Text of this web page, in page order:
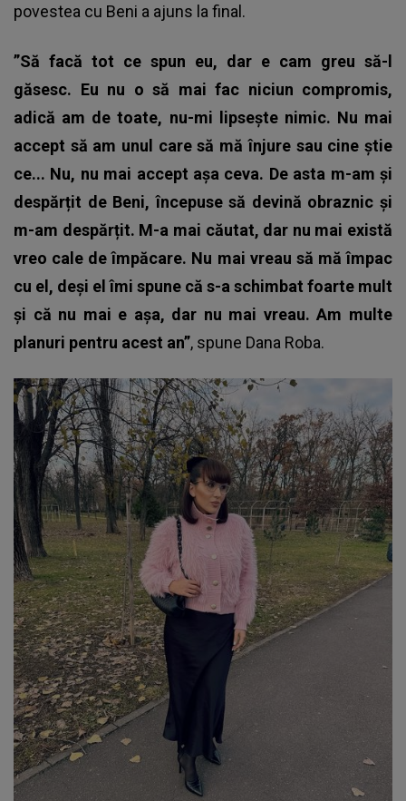
povestea cu Beni a ajuns la final.
”Să facă tot ce spun eu, dar e cam greu să-l
găsesc. Eu nu o să mai fac niciun compromis,
adică am de toate, nu-mi lipsește nimic. Nu mai
accept să am unul care să mă înjure sau cine știe
ce... Nu, nu mai accept așa ceva. De asta m-am și
despărțit de Beni, începuse să devină obraznic și
m-am despărțit. M-a mai căutat, dar nu mai există
vreo cale de împăcare. Nu mai vreau să mă împac
cu el, deși el îmi spune că s-a schimbat foarte mult
și că nu mai e așa, dar nu mai vreau. Am multe
planuri pentru acest an”, spune Dana Roba.